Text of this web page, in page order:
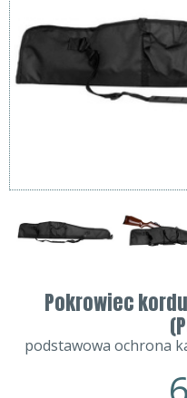
Pokrowiec
podstawowa ochrona